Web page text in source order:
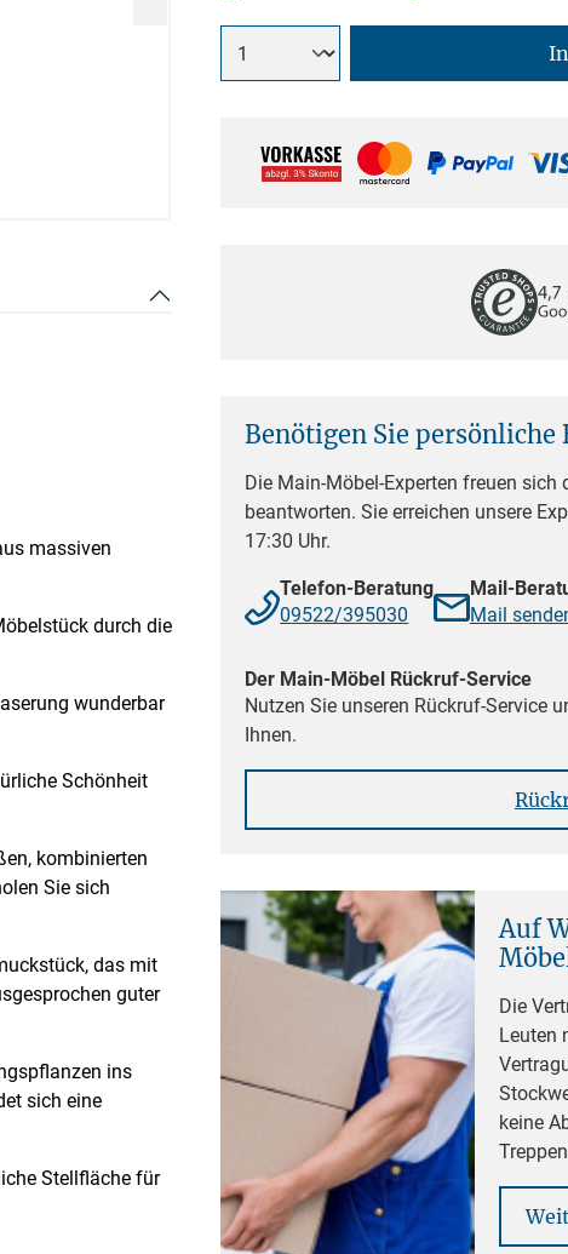
massiven
durch die
wunderbar
Schönheit
kombinierten
Sie sich
das mit
guter
ins
sich eine
Stellfläche für
Benötigen Sie persönliche
Die Main-Möbel-Experten freuen
beantworten. Sie erreichen unsere
17:30 Uhr.
Telefon-Beratung
09522/395030
Mail-
Mail
Der Main-Möbel Rückruf-Service
Nutzen Sie unseren Rückruf-Service
Ihnen.
Auf
Die
Leuten
keine